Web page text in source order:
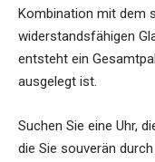
Kombination mit dem
widerstandsfähigen
entsteht ein
ausgelegt ist.
Suchen Sie eine Uhr,
die Sie souverän